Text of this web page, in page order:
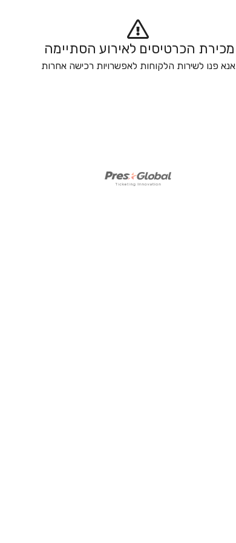
מכירת הכרטיסים לאירוע הסתיימה
אנא פנו לשירות הלקוחות לאפשרויות רכישה אחרות